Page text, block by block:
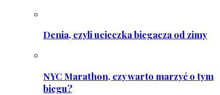
Denia, czyli ucieczka biegacza od zimy
NYC Marathon, czy warto marzyć o tym
biegu?